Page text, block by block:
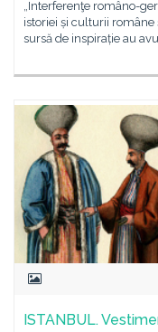
„Interferenţe româno-
istoriei și culturii române
sursă de inspirație au
ISTANBUL.